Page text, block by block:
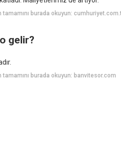
tamamını burada okuyun:
gelir?
tamamını burada okuyun: banvitesor.com